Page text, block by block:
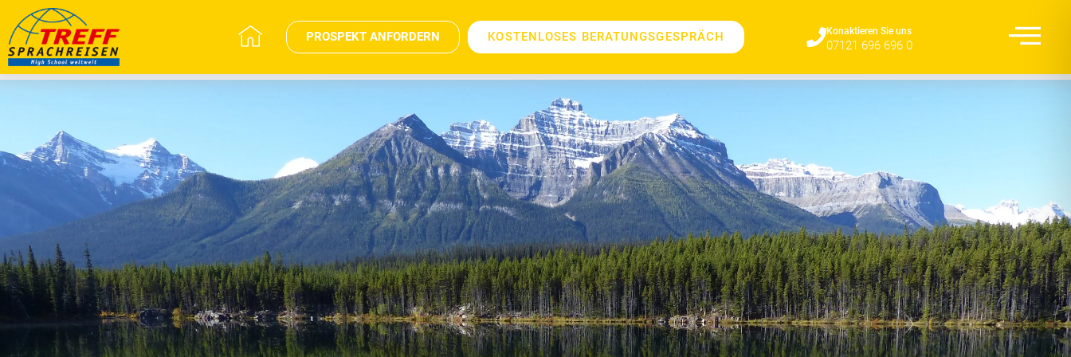
PROSPEKT ANFORDERN KOSTENLOSES BERATUNGSGESPRÄCH Konaktieren Sie uns​
07121 696 696 0